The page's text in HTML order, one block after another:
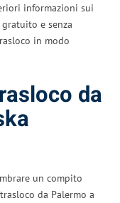
informazioni sui
e senza
in modo
da
un compito
da Palermo a